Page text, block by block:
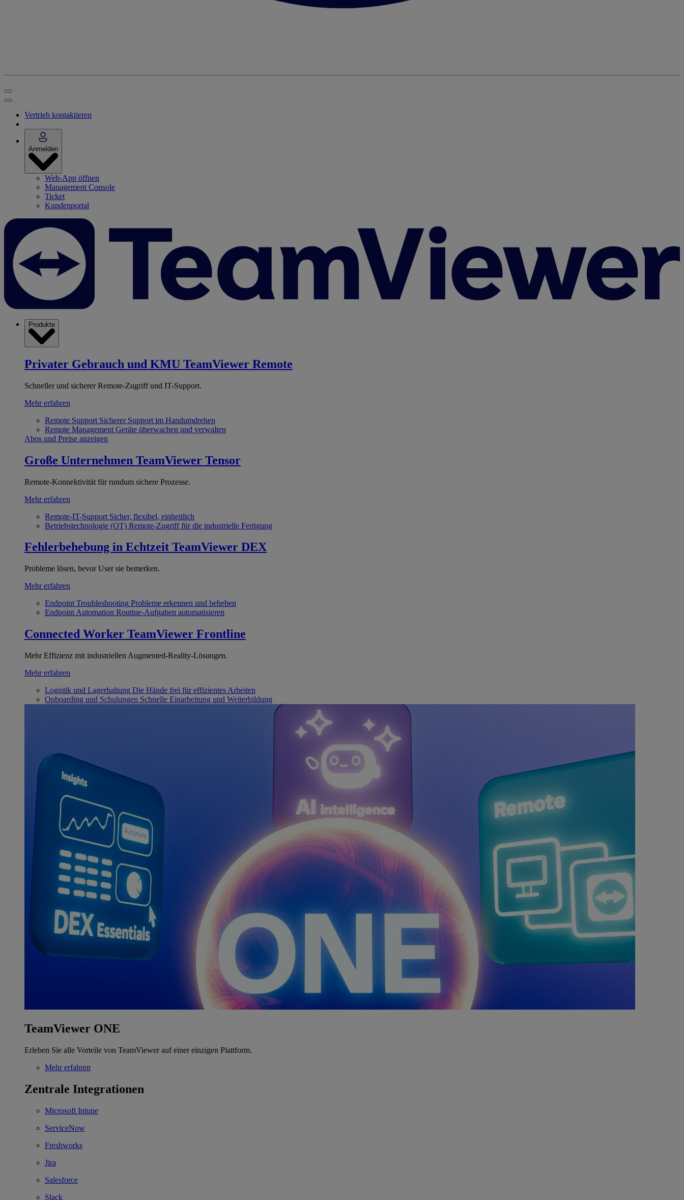
Vertrieb kontaktieren
Anmelden
Web-App öffnen
Management Console
Ticket
Kundenportal
Produkte
Privater Gebrauch und KMU TeamViewer Remote
Schneller und sicherer Remote-Zugriff und IT-Support.
Mehr erfahren
Remote Support Sicherer Support im Handumdrehen
Remote Management Geräte überwachen und verwalten
Abos und Preise anzeigen
Große Unternehmen TeamViewer Tensor
Remote-Konnektivität für rundum sichere Prozesse.
Mehr erfahren
Remote-IT-Support Sicher, flexibel, einheitlich
Betriebstechnologie (OT) Remote-Zugriff für die industrielle Fertigung
Fehlerbehebung in Echtzeit TeamViewer DEX
Probleme lösen, bevor User sie bemerken.
Mehr erfahren
Endpoint Troubleshooting Probleme erkennen und beheben
Endpoint Automation Routine-Aufgaben automatisieren
Connected Worker TeamViewer Frontline
Mehr Effizienz mit industriellen Augmented-Reality-Lösungen.
Mehr erfahren
Logistik und Lagerhaltung Die Hände frei für effizientes Arbeiten
Onboarding und Schulungen Schnelle Einarbeitung und Weiterbildung
TeamViewer ONE
Erleben Sie alle Vorteile von TeamViewer auf einer einzigen Plattform.
Mehr erfahren
Zentrale Integrationen
Microsoft Intune
ServiceNow
Freshworks
Jira
Salesforce
Slack